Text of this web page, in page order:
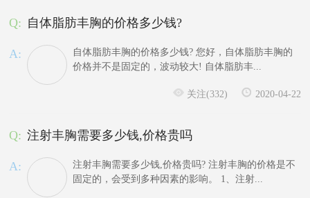
Q: 自体脂肪丰胸的价格多少钱?
A:
自体脂肪丰胸的价格多少钱? 您好，自体脂肪丰胸的
价格并不是固定的，波动较大! 自体脂肪丰...
关注(332) 2020-04-22
Q: 注射丰胸需要多少钱,价格贵吗
A:
注射丰胸需要多少钱,价格贵吗? 注射丰胸的价格是不
固定的，会受到多种因素的影响。 1、注射...